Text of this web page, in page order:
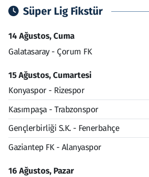
Süper Lig Fikstür
14 Ağustos, Cuma
Galatasaray - Çorum FK
15 Ağustos, Cumartesi
Konyaspor - Rizespor
Kasımpaşa - Trabzonspor
Gençlerbirliği S.K. - Fenerbahçe
Gaziantep FK - Alanyaspor
16 Ağustos, Pazar